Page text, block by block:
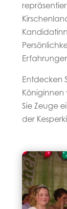
Entdecken
Sie Zeuge
der